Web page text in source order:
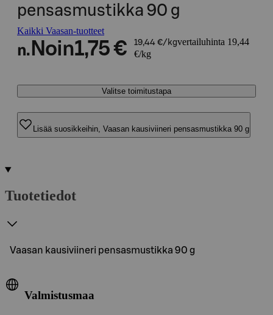
pensasmustikka 90 g
Kaikki Vaasan-tuotteet
n. Noin1,75 € 19,44 €/kgvertailuhinta 19,44
€/kg
Valitse toimitustapa
Lisää suosikkeihin, Vaasan kausiviineri pensasmustikka 90 g
Tuotetiedot
Vaasan kausiviineri pensasmustikka 90 g
Valmistusmaa